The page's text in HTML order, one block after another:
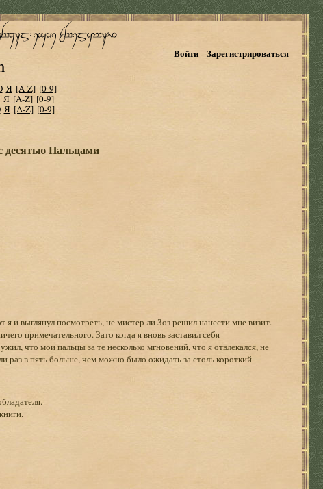
Войти Зарегистрироваться
Я [A-Z] [0-9]
Я [A-Z] [0-9]
Я [A-Z] [0-9]
десятью Пальцами
я и выглянул посмотреть, не мистер ли Зоз решил нанести мне визит.
примечательного. Зато когда я вновь заставил себя
что мои пальцы за те несколько мгновений, что я отвлекался, не
раз в пять больше, чем можно было ожидать за столь короткий
.